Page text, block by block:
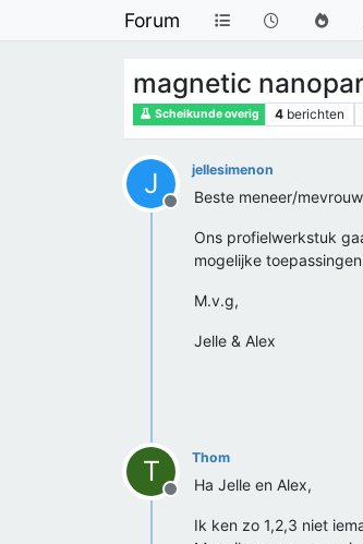
Forum
magnetic
Scheikunde overig 4 berichten
J
Offline
jellesimenon
Beste meneer/
Ons profielwerkstuk
mogelijke
M.v.g,
Jelle & Alex
T
Offline
Thom
Ha Jelle en Alex,
Ik ken zo 1,2,3 niet